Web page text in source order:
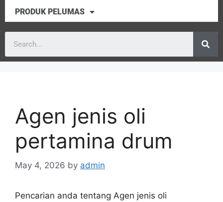
PRODUK PELUMAS
Agen jenis oli
pertamina drum
May 4, 2026 by admin
Pencarian anda tentang Agen jenis oli